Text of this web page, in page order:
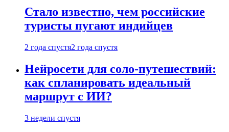
Стало известно, чем российские
туристы пугают индийцев
2 года спустя2 года спустя
Нейросети для соло-путешествий:
как спланировать идеальный
маршрут с ИИ?
3 недели спустя